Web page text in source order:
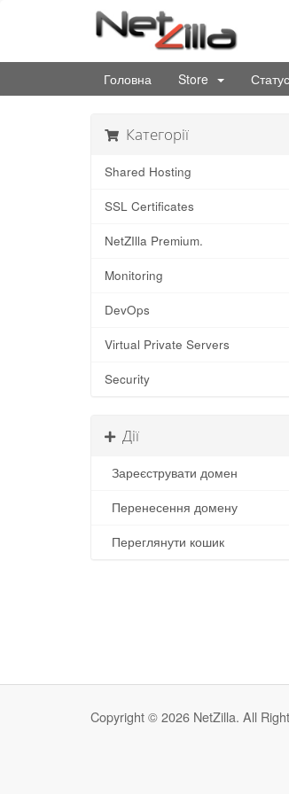
Головна Store
Категорії
Shared Hosting
SSL Certificates
NetZIlla Premium.
Monitoring
DevOps
Virtual Private Servers
Security
Дії
Зареєструвати домен
Перенесення домену
Переглянути кошик
Copyright © 2026 NetZilla. All